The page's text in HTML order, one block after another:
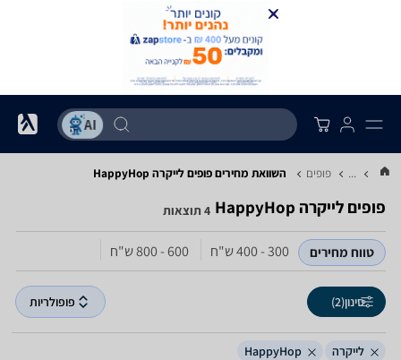
... פופים השוואת מחירים פופים ‏לייקרה ‏HappyHop
פופים ‏לייקרה ‏HappyHop 4 תוצאות
טווח מחירים 300 - 400‏ ש"ח 600 - 800‏ ש"ח
סינון(2) פופולריות
לייקרה HappyHop